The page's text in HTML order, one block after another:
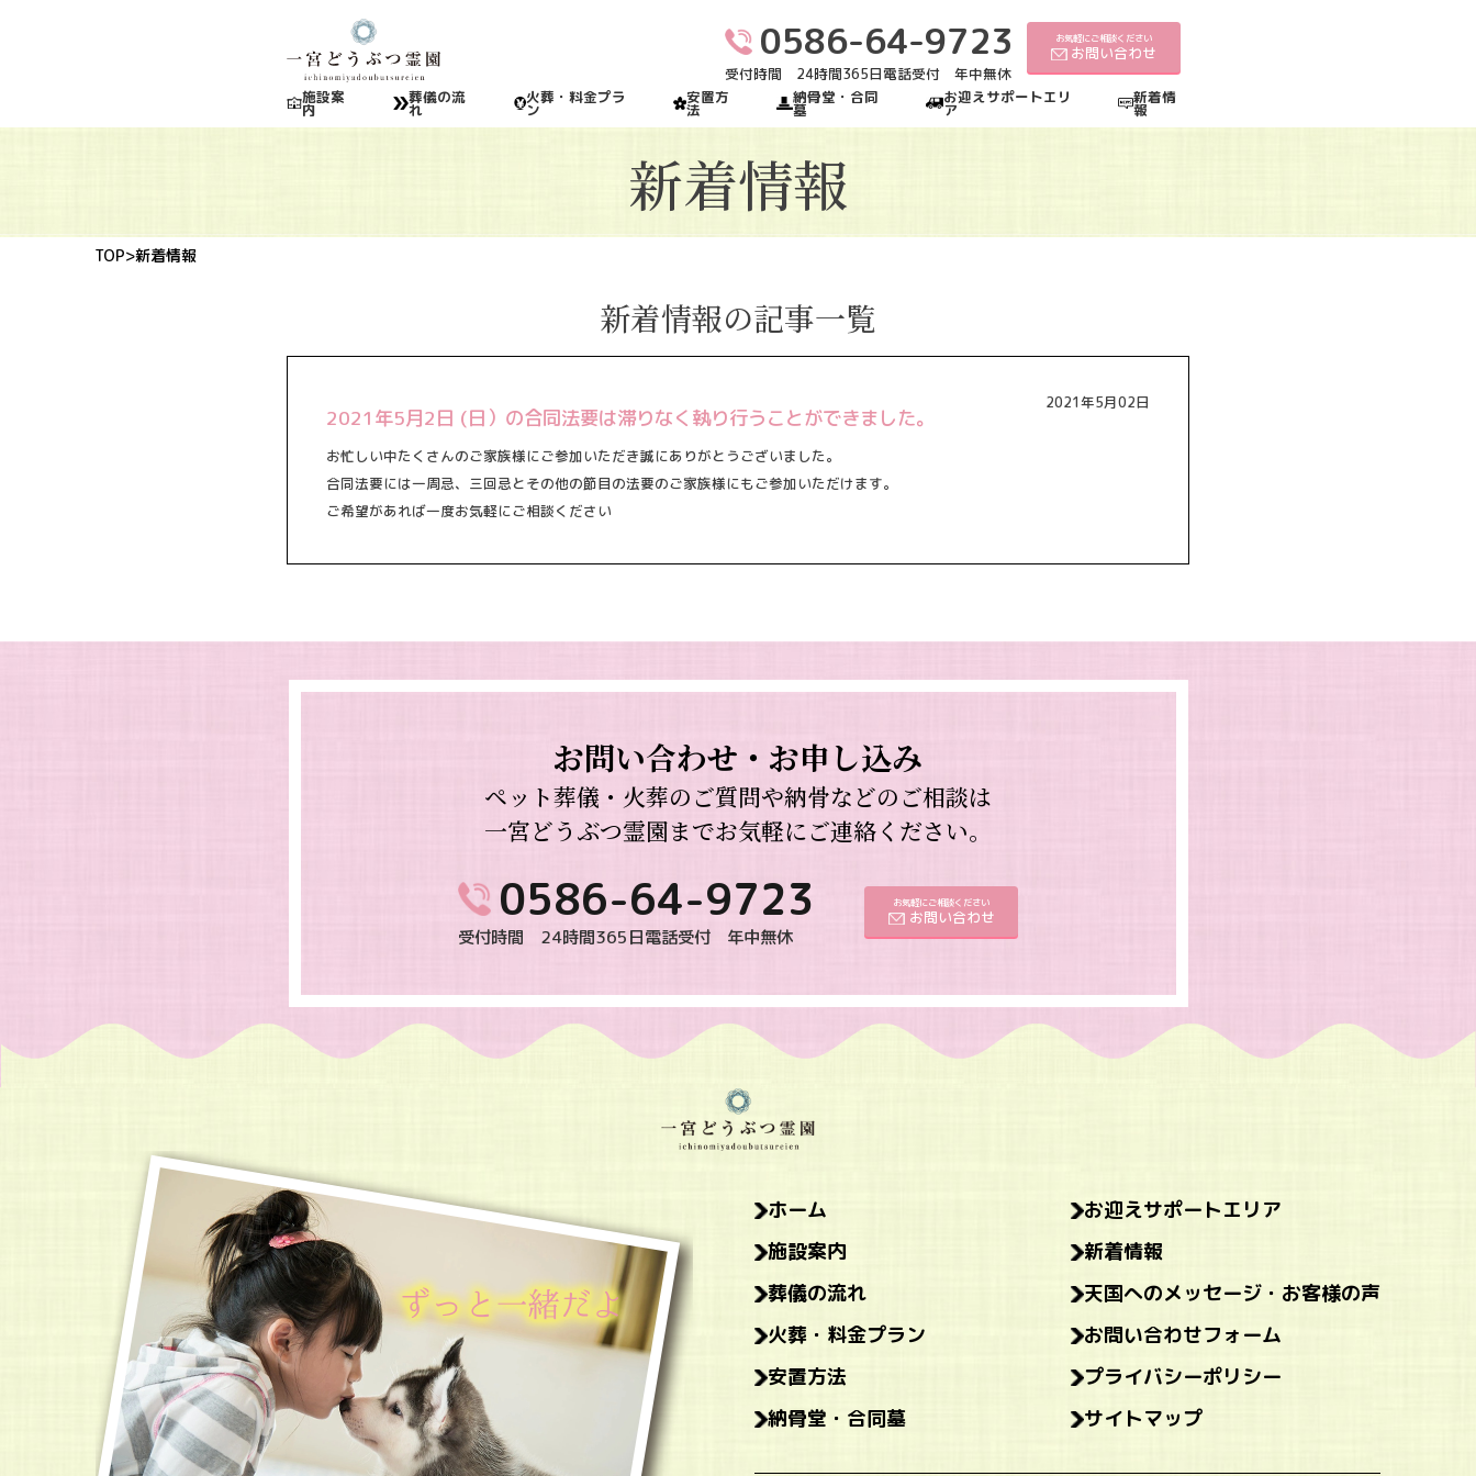
0586-64-9723
受付時間 24時間365日電話受付 年中無休
お気軽にご相談ください
お問い合わせ
施設案
内
葬儀の流
れ
火葬・料金プラ
ン
安置方
法
納骨堂・合同
墓
お迎えサポートエリ
ア
新着情
報
新着情報
TOP>新着情報
新着情報の記事一覧
2021年5月02日
2021年5月2日 (日）の合同法要は滞りなく執り行うことができました。
お忙しい中たくさんのご家族様にご参加いただき誠にありがとうございました。
合同法要には一周忌、三回忌とその他の節目の法要のご家族様にもご参加いただけます。
ご希望があれば一度お気軽にご相談ください
お問い合わせ・お申し込み
ペット葬儀・火葬のご質問や納骨などのご相談は
一宮どうぶつ霊園までお気軽にご連絡ください。
0586-64-9723
受付時間 24時間365日電話受付 年中無休
お気軽にご相談ください
お問い合わせ
ホーム
施設案内
葬儀の流れ
火葬・料金プラン
安置方法
納骨堂・合同墓
お迎えサポートエリア
新着情報
天国へのメッセージ・お客様の声
お問い合わせフォーム
プライバシーポリシー
サイトマップ